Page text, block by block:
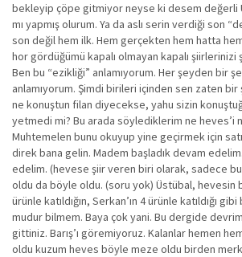
bekleyip çöpe gitmiyor neyse ki desem değerli
mı yapmış olurum. Ya da aslı serin verdiği son
son değil hem ilk. Hem gerçekten hem hatta
hor gördüğümü kapalı olmayan kapalı şiirlerinizi
Ben bu “ezikliği” anlamıyorum. Her şeyden bir şey
anlamıyorum. Şimdi birileri içinden sen zaten bir
ne konuştun filan diyecekse, yahu sizin
yetmedi mi? Bu arada söylediklerim ne heves’i
Muhtemelen bunu okuyup yine geçirmek için
direk bana gelin. Madem başladık devam
edelim. (hevese şiir veren biri olarak, sadece
oldu da böyle oldu. (soru yok) Üstübal, hevesin
ürünle katıldığın, Serkan’ın 4 ürünle katıldığı
mudur bilmem. Baya çok yani. Bu dergide
gittiniz. Barış’ı göremiyoruz. Kalanlar hemen
oldu kuzum heves böyle meze oldu birden